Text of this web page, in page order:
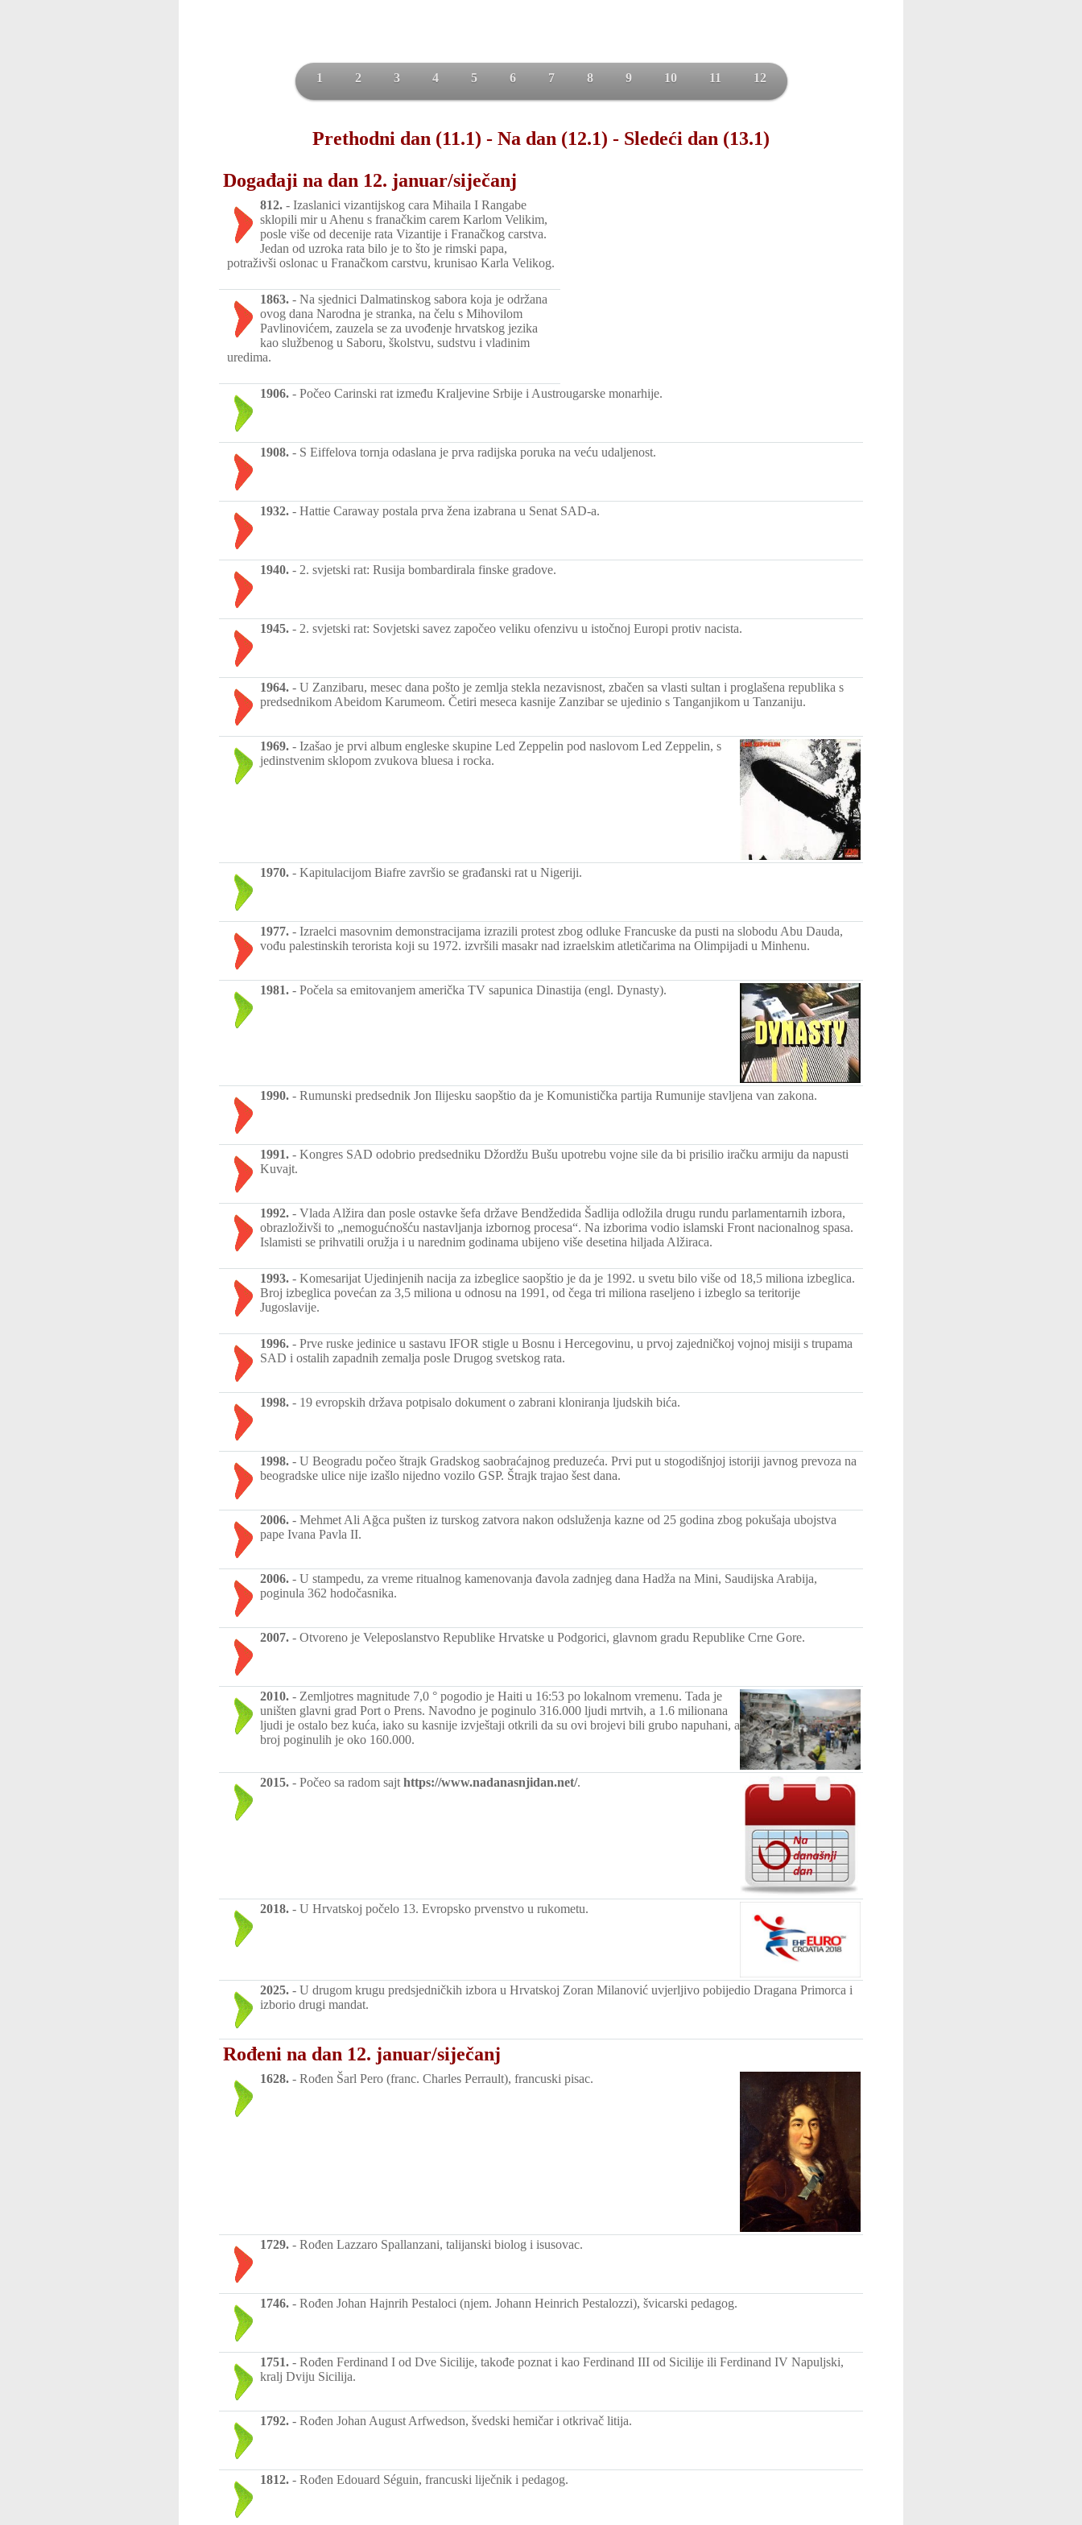
1 2 3 4 5 6 7 8 9 10 11 12
Prethodni dan (11.1) - Na dan (12.1) - Sledeći dan (13.1)
Događaji na dan 12. januar/siječanj
812. - Izaslanici vizantijskog cara Mihaila I Rangabe
sklopili mir u Ahenu s franačkim carem Karlom Velikim,
posle više od decenije rata Vizantije i Franačkog carstva.
Jedan od uzroka rata bilo je to što je rimski papa,
potraživši oslonac u Franačkom carstvu, krunisao Karla Velikog.
1863. - Na sjednici Dalmatinskog sabora koja je održana
ovog dana Narodna je stranka, na čelu s Mihovilom
Pavlinovićem, zauzela se za uvođenje hrvatskog jezika
kao službenog u Saboru, školstvu, sudstvu i vladinim
uredima.
1906. - Počeo Carinski rat između Kraljevine Srbije i Austrougarske monarhije.
1908. - S Eiffelova tornja odaslana je prva radijska poruka na veću udaljenost.
1932. - Hattie Caraway postala prva žena izabrana u Senat SAD-a.
1940. - 2. svjetski rat: Rusija bombardirala finske gradove.
1945. - 2. svjetski rat: Sovjetski savez započeo veliku ofenzivu u istočnoj Europi protiv nacista.
1964. - U Zanzibaru, mesec dana pošto je zemlja stekla nezavisnost, zbačen sa vlasti sultan i proglašena republika s
predsednikom Abeidom Karumeom. Četiri meseca kasnije Zanzibar se ujedinio s Tanganjikom u Tanzaniju.
1969. - Izašao je prvi album engleske skupine Led Zeppelin pod naslovom Led Zeppelin, s
jedinstvenim sklopom zvukova bluesa i rocka.
1970. - Kapitulacijom Biafre završio se građanski rat u Nigeriji.
1977. - Izraelci masovnim demonstracijama izrazili protest zbog odluke Francuske da pusti na slobodu Abu Dauda,
vođu palestinskih terorista koji su 1972. izvršili masakr nad izraelskim atletičarima na Olimpijadi u Minhenu.
1981. - Počela sa emitovanjem američka TV sapunica Dinastija (engl. Dynasty).
1990. - Rumunski predsednik Jon Ilijesku saopštio da je Komunistička partija Rumunije stavljena van zakona.
1991. - Kongres SAD odobrio predsedniku Džordžu Bušu upotrebu vojne sile da bi prisilio iračku armiju da napusti
Kuvajt.
1992. - Vlada Alžira dan posle ostavke šefa države Bendžedida Šadlija odložila drugu rundu parlamentarnih izbora,
obrazloživši to „nemogućnošću nastavljanja izbornog procesa“. Na izborima vodio islamski Front nacionalnog spasa.
Islamisti se prihvatili oružja i u narednim godinama ubijeno više desetina hiljada Alžiraca.
1993. - Komesarijat Ujedinjenih nacija za izbeglice saopštio je da je 1992. u svetu bilo više od 18,5 miliona izbeglica.
Broj izbeglica povećan za 3,5 miliona u odnosu na 1991, od čega tri miliona raseljeno i izbeglo sa teritorije
Jugoslavije.
1996. - Prve ruske jedinice u sastavu IFOR stigle u Bosnu i Hercegovinu, u prvoj zajedničkoj vojnoj misiji s trupama
SAD i ostalih zapadnih zemalja posle Drugog svetskog rata.
1998. - 19 evropskih država potpisalo dokument o zabrani kloniranja ljudskih bića.
1998. - U Beogradu počeo štrajk Gradskog saobraćajnog preduzeća. Prvi put u stogodišnjoj istoriji javnog prevoza na
beogradske ulice nije izašlo nijedno vozilo GSP. Štrajk trajao šest dana.
2006. - Mehmet Ali Ağca pušten iz turskog zatvora nakon odsluženja kazne od 25 godina zbog pokušaja ubojstva
pape Ivana Pavla II.
2006. - U stampedu, za vreme ritualnog kamenovanja đavola zadnjeg dana Hadža na Mini, Saudijska Arabija,
poginula 362 hodočasnika.
2007. - Otvoreno je Veleposlanstvo Republike Hrvatske u Podgorici, glavnom gradu Republike Crne Gore.
2010. - Zemljotres magnitude 7,0 ° pogodio je Haiti u 16:53 po lokalnom vremenu. Tada je
uništen glavni grad Port o Prens. Navodno je poginulo 316.000 ljudi mrtvih, a 1.6 milionana
ljudi je ostalo bez kuća, iako su kasnije izvještaji otkrili da su ovi brojevi bili grubo napuhani, a
broj poginulih je oko 160.000.
2015. - Počeo sa radom sajt https://www.nadanasnjidan.net/.
2018. - U Hrvatskoj počelo 13. Evropsko prvenstvo u rukometu.
2025. - U drugom krugu predsjedničkih izbora u Hrvatskoj Zoran Milanović uvjerljivo pobijedio Dragana Primorca i
izborio drugi mandat.
Rođeni na dan 12. januar/siječanj
1628. - Rođen Šarl Pero (franc. Charles Perrault), francuski pisac.
1729. - Rođen Lazzaro Spallanzani, talijanski biolog i isusovac.
1746. - Rođen Johan Hajnrih Pestaloci (njem. Johann Heinrich Pestalozzi), švicarski pedagog.
1751. - Rođen Ferdinand I od Dve Sicilije, takođe poznat i kao Ferdinand III od Sicilije ili Ferdinand IV Napuljski,
kralj Dviju Sicilija.
1792. - Rođen Johan August Arfwedson, švedski hemičar i otkrivač litija.
1812. - Rođen Edouard Séguin, francuski liječnik i pedagog.